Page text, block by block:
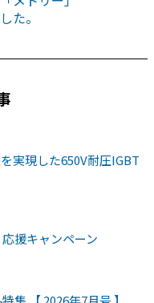
た。
実現した650V耐圧IGBT
援キャンペーン